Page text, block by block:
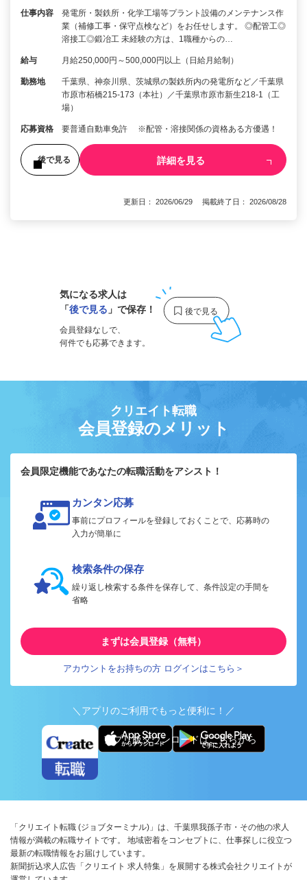
仕事内容
発電所・製鉄所・化学工場等プラント設備のメンテナンス作
業（補修工事・保守点検など）をお任せします。 ◎配管工◎
溶接工◎鍛冶工 未経験の方は、1職種からの…
給与 月給250,000円～500,000円以上（日給月給制）
勤務地
千葉県、神奈川県、茨城県の製鉄所内の発電所など／千葉県
市原市栢橋215-173（本社）／千葉県市原市新生218-1（工
場）
応募資格 要普通自動車免許 ※配管・溶接関係の資格ある方優遇！
後で見る 詳細を見る
更新日： 2026/06/29 掲載終了日： 2026/08/28
気になる求人は
「後で見る 」で保存！
会員登録なしで、
何件でも応募できます。
クリエイト転職
会員登録のメリット
会員限定機能であなたの転職活動をアシスト！
カンタン応募
事前にプロフィールを登録しておくことで、応募時の
入力が簡単に
検索条件の保存
繰り返し検索する条件を保存して、条件設定の手間を
省略
まずは会員登録（無料）
アカウントをお持ちの方 ログインはこちら＞
＼アプリのご利用でもっと便利に！／
アプリ版ダウンロードはこちらから
「クリエイト転職 (ジョブターミナル)」は、千葉県我孫子市・その他の求人
情報が満載の転職サイトです。 地域密着をコンセプトに、仕事探しに役立つ
最新の転職情報をお届けしています。
新聞折込求人広告「クリエイト 求人特集」を展開する株式会社クリエイトが